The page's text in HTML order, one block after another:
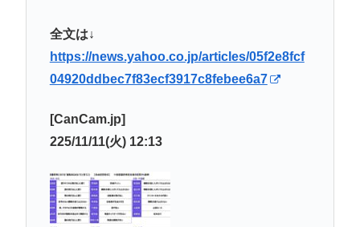
全文は↓
https://news.yahoo.co.jp/articles/05f2e8fcf
04920ddbec7f83ecf3917c8febee6a7
[CanCam.jp]
225/11/11(火) 12:13